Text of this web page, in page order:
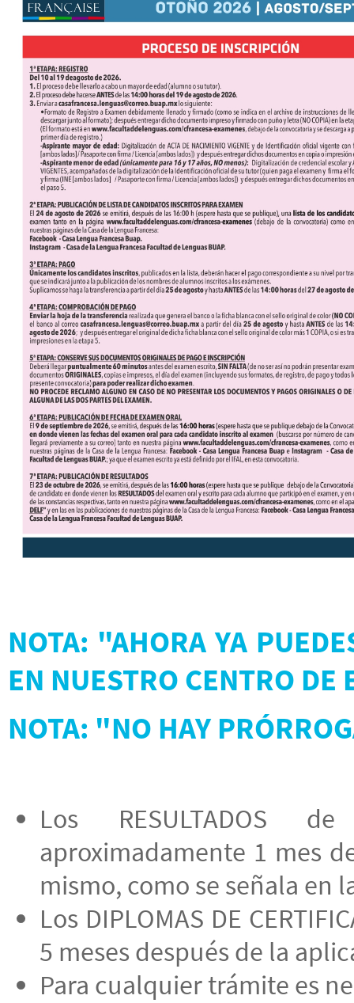
NOTA: "AHORA YA
EN NUESTRO CENTRO DE
NOTA: "NO HAY
Los RESULTADOS
aproximadamente 1 mes
mismo, como se señala en
Los DIPLOMAS DE
5 meses después de la
Para cualquier trámite es